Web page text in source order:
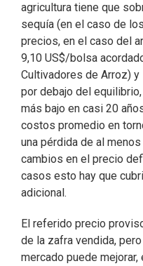
agricultura tiene que
sequía (en el caso de
precios, en el caso del
9,10 US$/bolsa
Cultivadores de Arroz)
por debajo del
más bajo en casi 20
costos promedio en
una pérdida de al
cambios en el precio
casos esto hay que
adicional.
El referido precio
de la zafra vendida,
mercado puede